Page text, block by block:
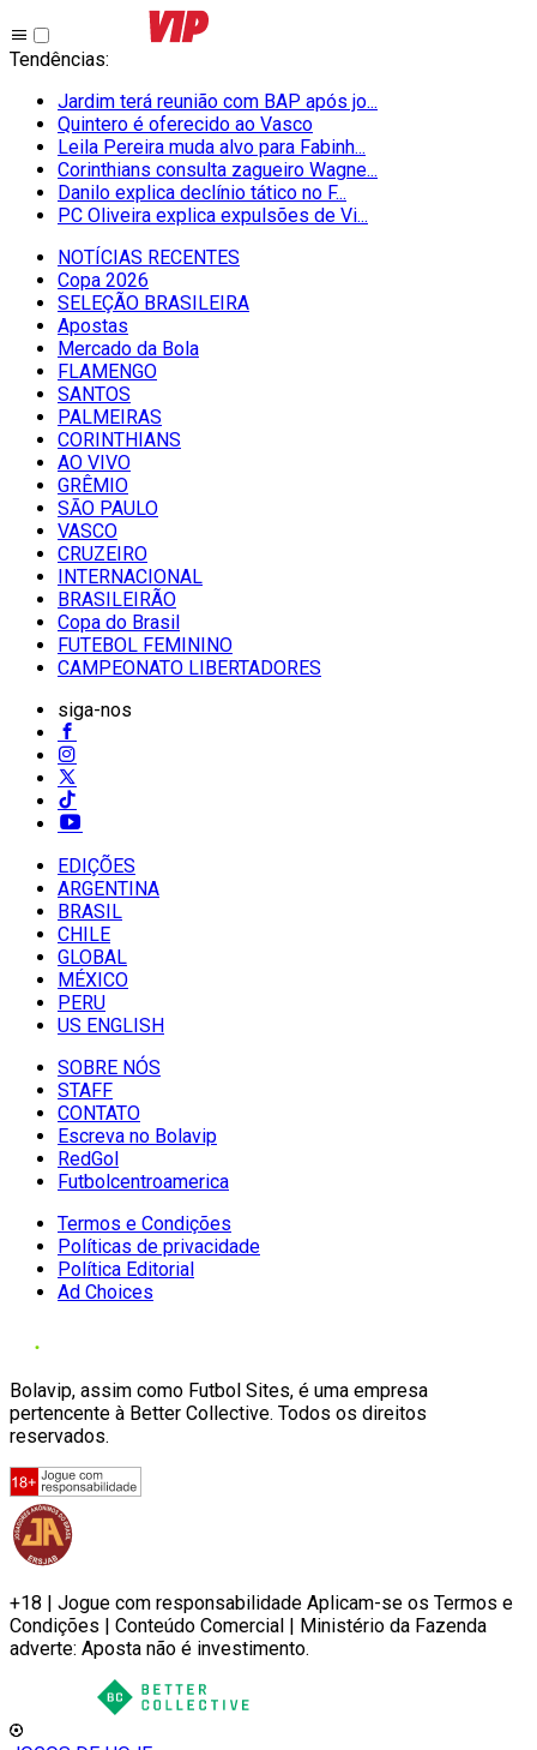
Tendências:
Jardim terá reunião com BAP após jo...
Quintero é oferecido ao Vasco
Leila Pereira muda alvo para Fabinh...
Corinthians consulta zagueiro Wagne...
Danilo explica declínio tático no F...
PC Oliveira explica expulsões de Vi...
NOTÍCIAS RECENTES
Copa 2026
SELEÇÃO BRASILEIRA
Apostas
Mercado da Bola
FLAMENGO
SANTOS
PALMEIRAS
CORINTHIANS
AO VIVO
GRÊMIO
SĀO PAULO
VASCO
CRUZEIRO
INTERNACIONAL
BRASILEIRÃO
Copa do Brasil
FUTEBOL FEMININO
CAMPEONATO LIBERTADORES
siga-nos
EDIÇÕES
ARGENTINA
BRASIL
CHILE
GLOBAL
MÉXICO
PERU
US ENGLISH
SOBRE NÓS
STAFF
CONTATO
Escreva no Bolavip
RedGol
Futbolcentroamerica
Termos e Condições
Políticas de privacidade
Política Editorial
Ad Choices
Bolavip, assim como Futbol Sites, é uma empresa
pertencente à Better Collective. Todos os direitos
reservados.
+18 | Jogue com responsabilidade Aplicam-se os Termos e
Condições | Conteúdo Comercial | Ministério da Fazenda
adverte: Aposta não é investimento.